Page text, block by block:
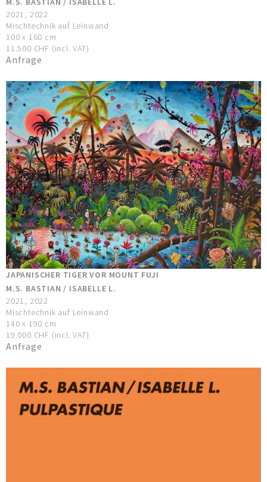
2021, 2022
Mischtechnik auf Leinwand
100 x 160 cm
11.500 CHF (incl. VAT)
Anfrage
JAPANISCHER TIGER VOR MOUNT FUJI
M.S. BASTIAN / ISABELLE L.
2021, 2022
Mischtechnik auf Leinwand
140 x 190 cm
19.000 CHF (incl. VAT)
Anfrage